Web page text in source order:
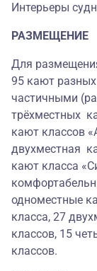
Интерьеры
РАЗМЕЩЕНИЕ
Для
95 кают
частичными
трёхместных
кают классов
двухместная
кают класса
одноместные
класса, 27
классов, 15
классов.